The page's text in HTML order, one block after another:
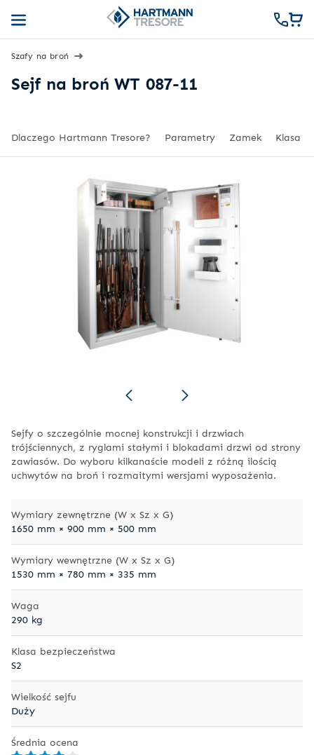
Szafy na broń
Sejf na broń WT 087-11
Sejfy o szczególnie mocnej konstrukcji i drzwiach
trójściennych, z ryglami stałymi i blokadami drzwi od strony
zawiasów. Do wyboru kilkanaście modeli z różną ilością
uchwytów na broń i rozmaitymi wersjami wyposażenia.
Wymiary zewnętrzne (W x Sz x G)
1650 mm × 900 mm × 500 mm
Wymiary wewnętrzne (W x Sz x G)
1530 mm × 780 mm × 335 mm
Waga
290 kg
Klasa bezpieczeństwa
S2
Wielkość sejfu
Duży
Średnia ocena
Dlaczego Hartmann Tresore? Parametry Zamek Klasa